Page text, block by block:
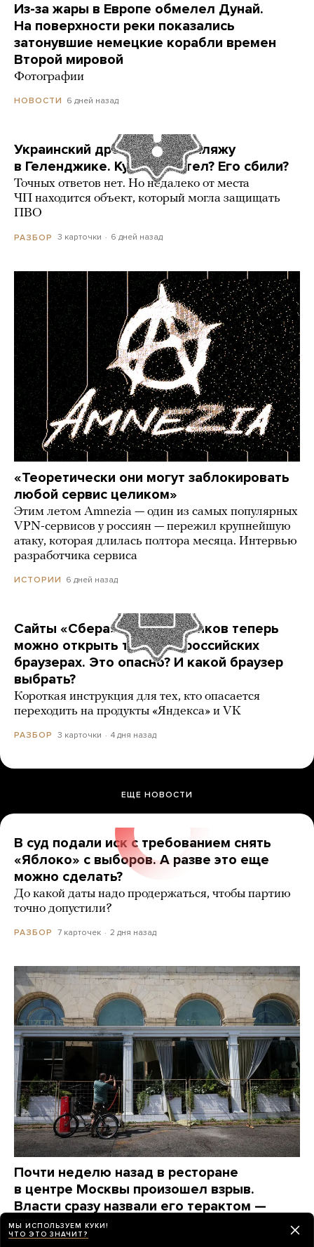
Из-за жары в Европе обмелел Дунай.
На поверхности реки показались
затонувшие немецкие корабли времен
Второй мировой
Фотографии
НОВОСТИ 6 дней назад
Украинский дрон попал по пляжу
в Геленджике. Куда он летел? Его сбили?
Точных ответов нет. Но недалеко от места
ЧП находится объект, который могла защищать
ПВО
РАЗБОР 3 карточки 6 дней назад
«Теоретически они могут заблокировать
любой сервис целиком»
Этим летом Amnezia — один из самых популярных
VPN-сервисов у россиян — пережил крупнейшую
атаку, которая длилась полтора месяца. Интервью
разработчика сервиса
ИСТОРИИ 6 дней назад
Сайты «Сбера» и других банков теперь
можно открыть только в российских
браузерах. Это опасно? И какой браузер
выбрать?
Короткая инструкция для тех, кто опасается
переходить на продукты «Яндекса» и VK
РАЗБОР 3 карточки 4 дня назад
ЕЩЕ НОВОСТИ
В суд подали иск с требованием снять
«Яблоко» с выборов. А разве это еще
можно сделать?
До какой даты надо продержаться, чтобы партию
точно допустили?
РАЗБОР 7 карточек 2 дня назад
Почти неделю назад в ресторане
в центре Москвы произошел взрыв.
Власти сразу назвали его терактом —
и сразу же перестали о нем говорить
Вот какие вопросы до сих пор остаются без ответов
МЫ ИСПОЛЬЗУЕМ КУКИ!
ЧТО ЭТО ЗНАЧИТ?